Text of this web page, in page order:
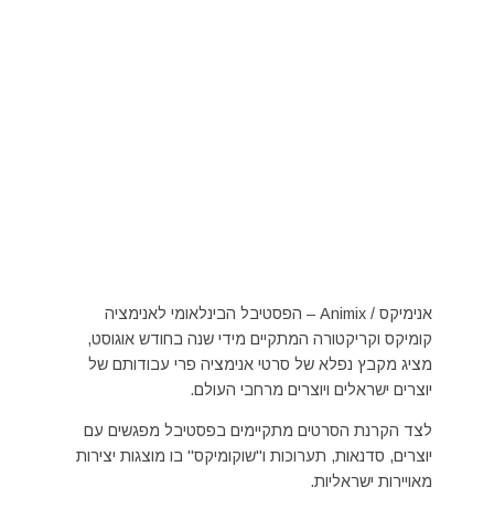
אנימיקס / Animix – הפסטיבל הבינלאומי לאנימציה
קומיקס וקריקטורה המתקיים מידי שנה בחודש אוגוסט,
מציג מקבץ נפלא של סרטי אנימציה פרי עבודותם של
יוצרים ישראלים ויוצרים מרחבי העולם.
לצד הקרנת הסרטים מתקיימים בפסטיבל מפגשים עם
יוצרים, סדנאות, תערוכות ו"שוקומיקס" בו מוצגות יצירות
מאויירות ישראליות.